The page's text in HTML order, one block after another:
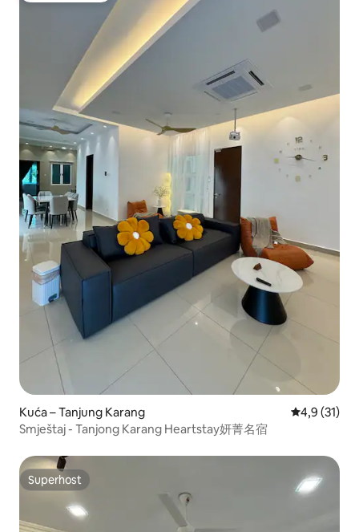
Kuća – Tanjung Karang Prosječna
4,9 (31)
Smještaj - Tanjong Karang Heartstay妍菁名宿
Superhost
Superhost